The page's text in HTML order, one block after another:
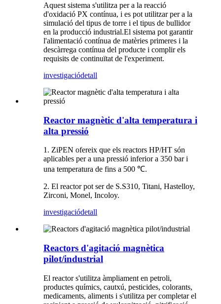
Aquest sistema s'utilitza per a la reacció
d'oxidació PX contínua, i es pot utilitzar per a la
simulació del tipus de torre i el tipus de bullidor
en la producció industrial.El sistema pot garantir
l'alimentació contínua de matèries primeres i la
descàrrega contínua del producte i complir els
requisits de continuïtat de l'experiment.
investigaciódetall
Reactor magnètic d'alta temperatura i
alta pressió
1. ZiPEN ofereix que els reactors HP/HT són
aplicables per a una pressió inferior a 350 bar i
una temperatura de fins a 500 ℃.
2. El reactor pot ser de S.S310, Titani, Hastelloy,
Zirconi, Monel, Incoloy.
investigaciódetall
Reactors d'agitació magnètica
pilot/industrial
El reactor s'utilitza àmpliament en petroli,
productes químics, cautxú, pesticides, colorants,
medicaments, aliments i s'utilitza per completar el